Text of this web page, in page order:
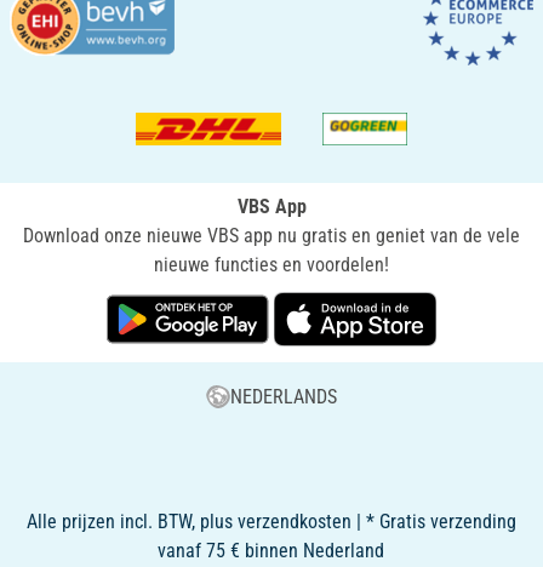
VBS App
Download onze nieuwe VBS app nu gratis en geniet van de vele
nieuwe functies en voordelen!
NEDERLANDS
Alle prijzen incl. BTW, plus verzendkosten | * Gratis verzending
vanaf 75 € binnen Nederland